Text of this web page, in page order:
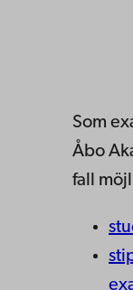
Som
Åbo
fall